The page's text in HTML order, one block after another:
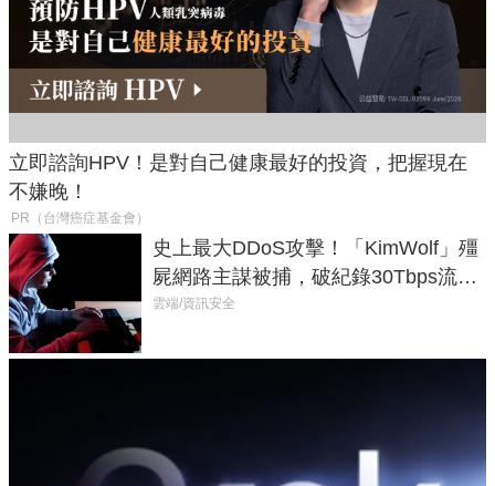
立即諮詢HPV！是對自己健康最好的投資，把握現在
不嫌晚！
PR（台灣癌症基金會）
史上最大DDoS攻擊！「KimWolf」殭
屍網路主謀被捕，破紀錄30Tbps流量
癱瘓全球！
雲端/資訊安全